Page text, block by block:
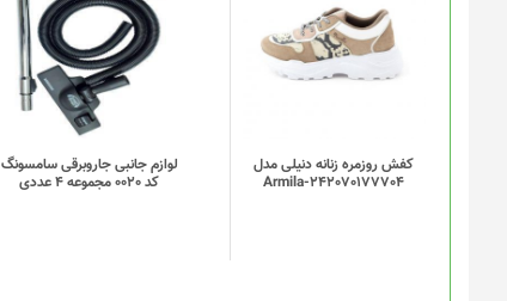
کفش روزمره زنانه دنیلی مدل
Armila-242070177704
لوازم جانبی جاروبرقی سامسونگ
کد 0020 مجموعه 4 عددی